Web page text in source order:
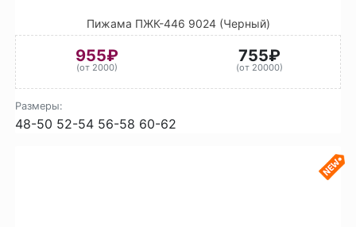
Пижама ПЖК-446 9024 (Черный)
955₽
(от 2000)
755₽
(от 20000)
Размеры:
48-50 52-54 56-58 60-62